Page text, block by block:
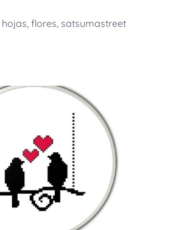
hojas, flores, satsumastreet